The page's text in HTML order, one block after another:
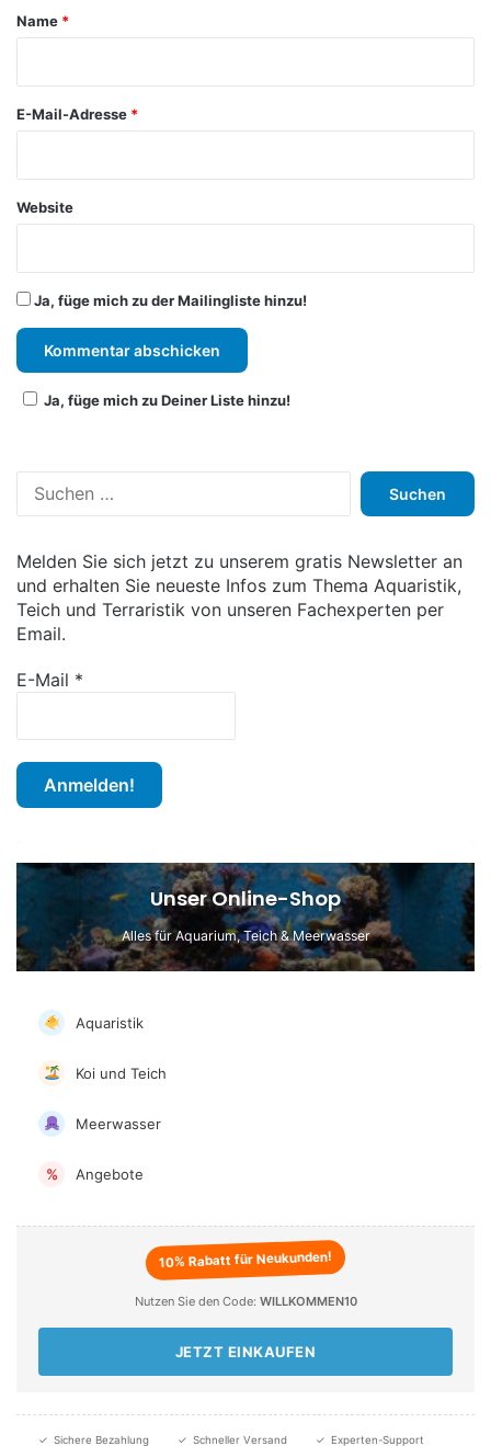
a
Name *
E-Mail-Adresse *
Website
Ja, füge mich zu der Mailingliste hinzu!
Ja, füge mich zu Deiner Liste hinzu!
h
n
n
Melden Sie sich jetzt zu unserem gratis Newsletter an
und erhalten Sie neueste Infos zum Thema Aquaristik,
Teich und Terraristik von unseren Fachexperten per
Email.
E-Mail *
Unser Online-Shop
Alles für Aquarium, Teich & Meerwasser
Aquaristik
Koi und Teich
Meerwasser
% Angebote
10% Rabatt für Neukunden!
Nutzen Sie den Code: WILLKOMMEN10
JETZT EINKAUFEN
✓ Sichere Bezahlung ✓ Schneller Versand ✓ Experten-Support